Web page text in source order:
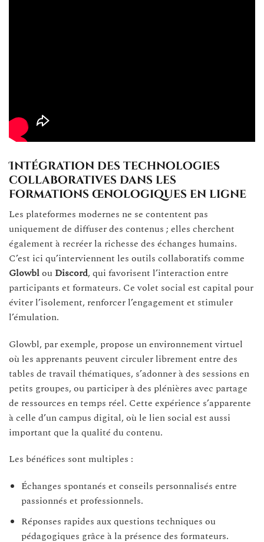
Intégration des technologies
collaboratives dans les
formations œnologiques en ligne
Les plateformes modernes ne se contentent pas
uniquement de diffuser des contenus ; elles cherchent
également à recréer la richesse des échanges humains.
C’est ici qu’interviennent les outils collaboratifs comme
Glowblou Discord, qui favorisent l’interaction entre
participants et formateurs. Ce volet social est capital pour
éviter l’isolement, renforcer l’engagement et stimuler
l’émulation.
Glowbl, par exemple, propose un environnement virtuel
où les apprenants peuvent circuler librement entre des
tables de travail thématiques, s’adonner à des sessions en
petits groupes, ou participer à des plénières avec partage
de ressources en temps réel. Cette expérience s’apparente
à celle d’un campus digital, où le lien social est aussi
important que la qualité du contenu.
Les bénéfices sont multiples :
Échanges spontanés et conseils personnalisés entre
passionnés et professionnels.
Réponses rapides aux questions techniques ou
pédagogiques grâce à la présence des formateurs.